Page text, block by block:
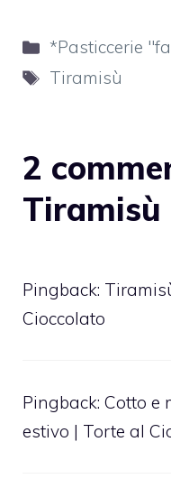
Categorie
*Pasticcerie
Tag
Tiramisù
2
Tiramisù
Pingback:
Cioccolato
Pingback: Cotto e
estivo | Torte al